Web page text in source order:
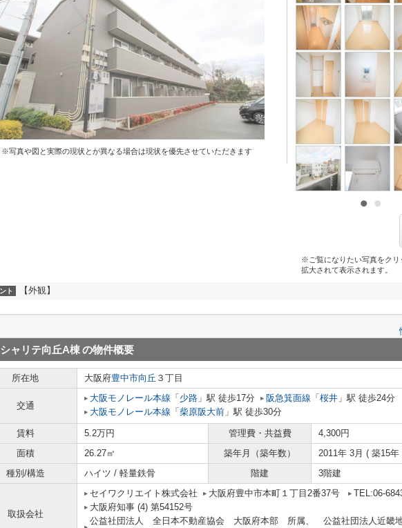
※写真や図と実際の現状とが異なる場合は現状を優先させていただきます
※ご覧になりたい写真をクリ
拡大されて表示されます。
ト 【外観】
ャリテ向丘A棟の物件概要
所在地 大阪府豊中市向丘 ３丁目
交通
大阪モノレール本線 「 少路 」駅 徒歩17分 阪急箕面線 「 桜井 」駅 徒歩24分
大阪モノレール本線 「 柴原阪大前 」駅 徒歩30分
賃料 5.2万円 管理費・共益費
4,300円
面積
26.27㎡ 築年月（築年数）
2011年 3月 ( 築15年
種別/構造
ハイツ / 軽量鉄骨 階建 3階建
取扱会社
セイワクリエイト株式会社 大阪府豊中市本町１丁目2番37号
TEL:06-
大阪府知事 (4) 第54152号
公益社団法人 全日本不動産協会 大阪府本部 所属、 公益社団法人近畿